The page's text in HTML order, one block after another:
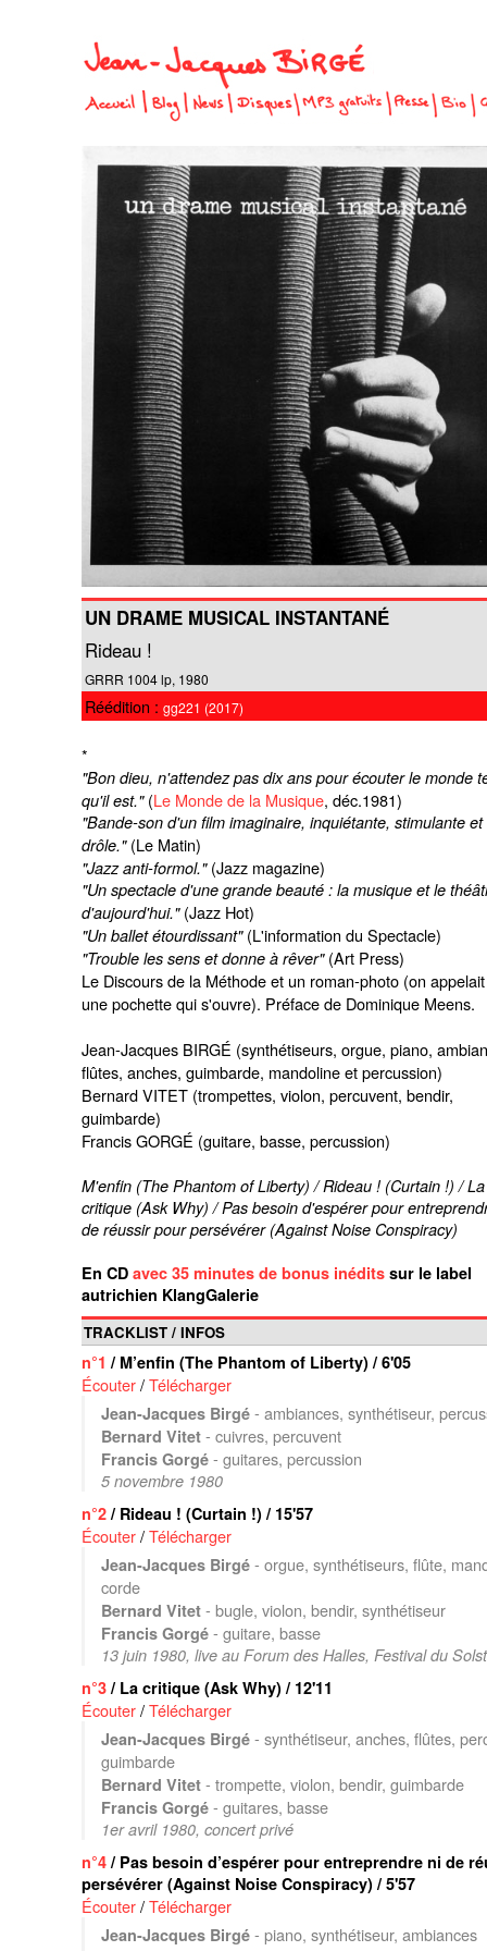
UN DRAME MUSICAL INSTANTANÉ
Rideau !
GRRR 1004 lp, 1980
Réédition : gg221 (2017)
*
"Bon dieu, n'attendez pas dix ans pour écouter le monde
qu'il est." (Le Monde de la Musique, déc.1981)
"Bande-son d'un film imaginaire, inquiétante, stimulante et
drôle." (Le Matin)
"Jazz anti-formol."(Jazz magazine)
"Un spectacle d'une grande beauté : la musique et le
d'aujourd'hui."(Jazz Hot)
"Un ballet étourdissant"(L'information du Spectacle)
"Trouble les sens et donne à rêver"(Art Press)
Le Discours de la Méthode et un roman-photo (on
une pochette qui s'ouvre). Préface de Dominique Meens.
Jean-Jacques BIRGÉ (synthétiseurs, orgue, piano,
flûtes, anches, guimbarde, mandoline et percussion)
Bernard VITET (trompettes, violon, percuvent, bendir,
guimbarde)
Francis GORGÉ (guitare, basse, percussion)
M'enfin (The Phantom of Liberty) / Rideau ! (Curtain !) / La
critique (Ask Why) / Pas besoin d'espérer pour
de réussir pour persévérer (Against Noise Conspiracy)
En CD avec 35 minutes de bonus inédits sur le label
autrichien KlangGalerie
TRACKLIST / INFOS
n°1 / M’enfin (The Phantom of Liberty) / 6'05
Écouter/Télécharger
Jean-Jacques Birgé - ambiances, synthétiseur,
Bernard Vitet - cuivres, percuvent
Francis Gorgé - guitares, percussion
5 novembre 1980
n°2 / Rideau ! (Curtain !) / 15'57
Écouter/Télécharger
Jean-Jacques Birgé - orgue, synthétiseurs, flûte,
corde
Bernard Vitet - bugle, violon, bendir, synthétiseur
Francis Gorgé - guitare, basse
13 juin 1980, live au Forum des Halles, Festival du
n°3 / La critique (Ask Why) / 12'11
Écouter/Télécharger
Jean-Jacques Birgé - synthétiseur, anches, flûtes,
guimbarde
Bernard Vitet - trompette, violon, bendir, guimbarde
Francis Gorgé - guitares, basse
1er avril 1980, concert privé
n°4 / Pas besoin d’espérer pour entreprendre ni de
persévérer (Against Noise Conspiracy) / 5'57
Écouter/Télécharger
Jean-Jacques Birgé - piano, synthétiseur, ambiances